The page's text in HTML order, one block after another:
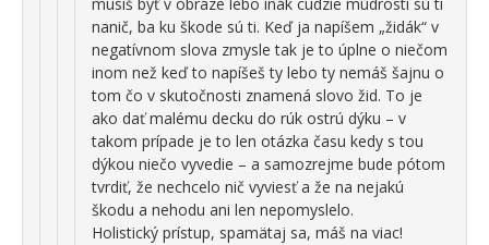
musíš byť v obraze lebo inak cudzie múdrosti sú tí
nanič, ba ku škode sú ti. Keď ja napíšem „židák“ v
negatívnom slova zmysle tak je to úplne o niečom
inom než keď to napíšeš ty lebo ty nemáš šajnu o
tom čo v skutočnosti znamená slovo žid. To je
ako dať malému decku do rúk ostrú dýku – v
takom prípade je to len otázka času kedy s tou
dýkou niečo vyvedie – a samozrejme bude pótom
tvrdiť, že nechcelo nič vyviesť a že na nejakú
škodu a nehodu ani len nepomyslelo.
Holistický prístup, spamätaj sa, máš na viac!